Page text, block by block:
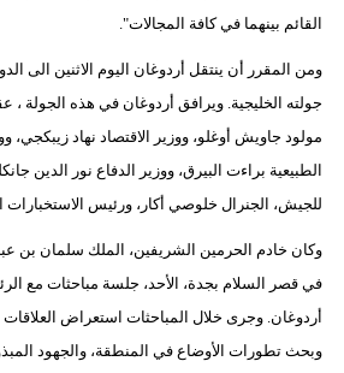
القائم بينهما في كافة المجالات".
ومن المقرر أن ينتقل أردوغان اليوم الاثنين الى
جولته الخليجية. ويرافق أردوغان في هذه الجولة ،
مولود جاويش أوغلو، ووزير الاقتصاد نهاد زيبكجي،
الطبيعية براءت البيرق، ووزير الدفاع نور الدين
للجيش، الجنرال خلوصي أكار، ورئيس الاستخبارات
وكان خادم الحرمين الشريفين، الملك سلمان بن
في قصر السلام بجدة، الأحد، جلسة مباحثات مع
أردوغان. وجرى خلال المباحثات استعراض العلاقات
وبحث تطورات الأوضاع في المنطقة، والجهود